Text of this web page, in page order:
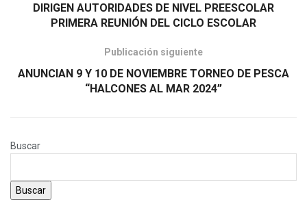
DIRIGEN AUTORIDADES DE NIVEL PREESCOLAR
PRIMERA REUNIÓN DEL CICLO ESCOLAR
Publicación siguiente
ANUNCIAN 9 Y 10 DE NOVIEMBRE TORNEO DE PESCA
“HALCONES AL MAR 2024”
Buscar
Buscar